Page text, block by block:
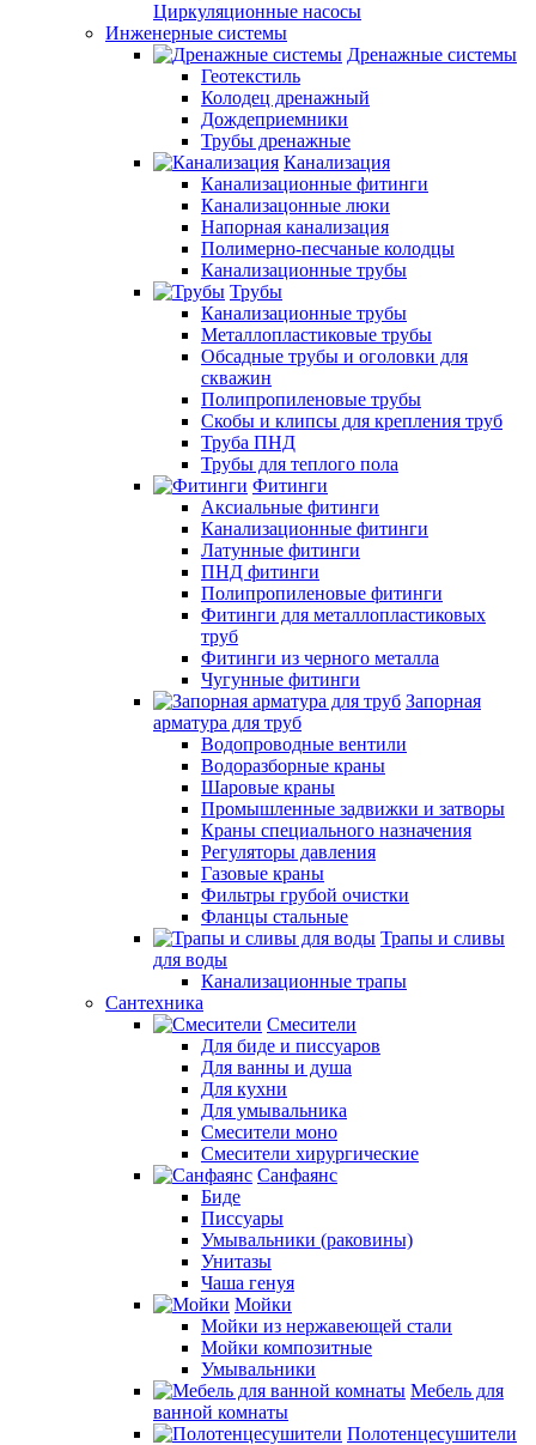
Циркуляционные насосы
Инженерные системы
Дренажные системы
Геотекстиль
Колодец дренажный
Дождеприемники
Трубы дренажные
Канализация
Канализационные фитинги
Канализацонные люки
Напорная канализация
Полимерно-песчаные колодцы
Канализационные трубы
Трубы
Канализационные трубы
Металлопластиковые трубы
Обсадные трубы и оголовки для
скважин
Полипропиленовые трубы
Скобы и клипсы для крепления труб
Труба ПНД
Трубы для теплого пола
Фитинги
Аксиальные фитинги
Канализационные фитинги
Латунные фитинги
ПНД фитинги
Полипропиленовые фитинги
Фитинги для металлопластиковых
труб
Фитинги из черного металла
Чугунные фитинги
Запорная
арматура для труб
Водопроводные вентили
Водоразборные краны
Шаровые краны
Промышленные задвижки и затворы
Краны специального назначения
Регуляторы давления
Газовые краны
Фильтры грубой очистки
Фланцы стальные
Трапы и сливы
для воды
Канализационные трапы
Сантехника
Смесители
Для биде и писсуаров
Для ванны и душа
Для кухни
Для умывальника
Смесители моно
Смесители хирургические
Санфаянс
Биде
Писсуары
Умывальники (раковины)
Унитазы
Чаша генуя
Мойки
Мойки из нержавеющей стали
Мойки композитные
Умывальники
Мебель для
ванной комнаты
Полотенцесушители